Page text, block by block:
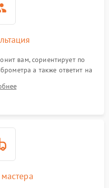
вам, сориентирует по
а также ответит на